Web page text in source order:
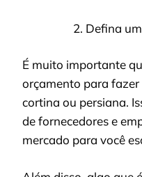
Defina
É muito importante
orçamento para
cortina ou persiana.
de fornecedores e
mercado para você